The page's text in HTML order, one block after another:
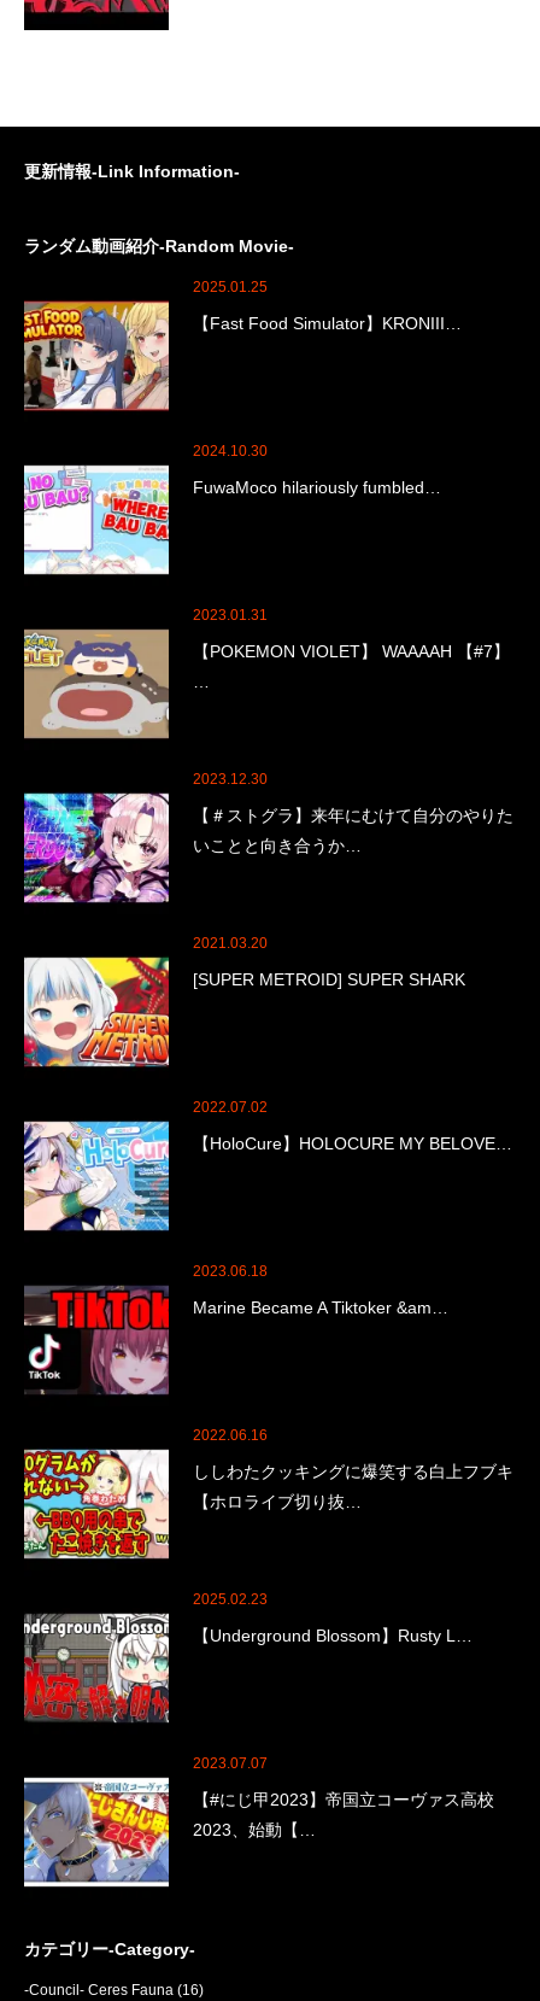
更新情報-Link Information-
ランダム動画紹介-Random Movie-
2025.01.25
【Fast Food Simulator】KRONIII…
2024.10.30
FuwaMoco hilariously fumbled…
2023.01.31
【POKEMON VIOLET】 WAAAAH 【#7】
…
2023.12.30
【＃ストグラ】来年にむけて自分のやりた
いことと向き合うか…
2021.03.20
[SUPER METROID] SUPER SHARK
2022.07.02
【HoloCure】HOLOCURE MY BELOVE…
2023.06.18
Marine Became A Tiktoker &am…
2022.06.16
ししわたクッキングに爆笑する白上フブキ
【ホロライブ切り抜…
2025.02.23
【Underground Blossom】Rusty L…
2023.07.07
【#にじ甲2023】帝国立コーヴァス高校
2023、始動【…
カテゴリー-Category-
-Council- Ceres Fauna (16)